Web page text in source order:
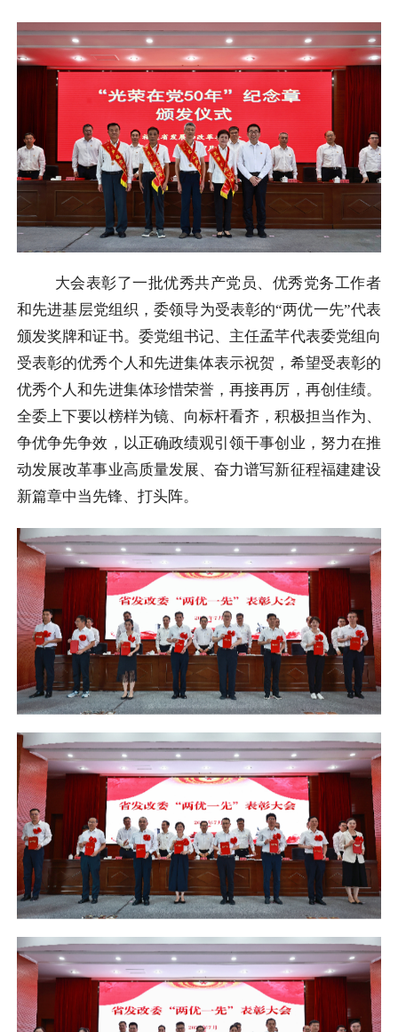
大会表彰了一批优秀共产党员、优秀党务工作者
和先进基层党组织，委领导为受表彰的“两优一先”代表
颁发奖牌和证书。委党组书记、主任孟芊代表委党组向
受表彰的优秀个人和先进集体表示祝贺，希望受表彰的
优秀个人和先进集体珍惜荣誉，再接再厉，再创佳绩。
全委上下要以榜样为镜、向标杆看齐，积极担当作为、
争优争先争效，以正确政绩观引领干事创业，努力在推
动发展改革事业高质量发展、奋力谱写新征程福建建设
新篇章中当先锋、打头阵。